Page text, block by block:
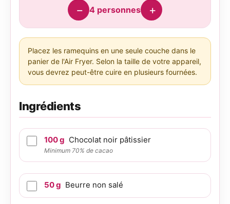
− 4 personnes +
Placez les ramequins en une seule couche dans le
panier de l'Air Fryer. Selon la taille de votre appareil,
vous devrez peut-être cuire en plusieurs fournées.
Ingrédients
100g Chocolat noir pâtissier
Minimum 70% de cacao
50g Beurre non salé